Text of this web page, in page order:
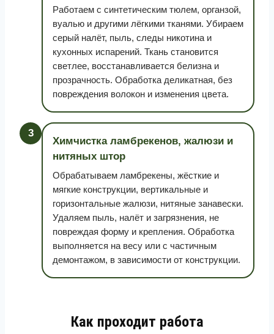
Работаем с синтетическим тюлем, органзой,
вуалью и другими лёгкими тканями. Убираем
серый налёт, пыль, следы никотина и
кухонных испарений. Ткань становится
светлее, восстанавливается белизна и
прозрачность. Обработка деликатная, без
повреждения волокон и изменения цвета.
3
Химчистка ламбрекенов, жалюзи и
нитяных штор
Обрабатываем ламбрекены, жёсткие и
мягкие конструкции, вертикальные и
горизонтальные жалюзи, нитяные занавески.
Удаляем пыль, налёт и загрязнения, не
повреждая форму и крепления. Обработка
выполняется на весу или с частичным
демонтажом, в зависимости от конструкции.
Как проходит работа